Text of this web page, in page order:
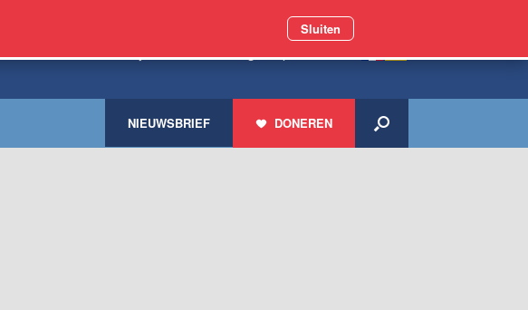
DONEREN
NIEUWSBRIEF
Sluiten